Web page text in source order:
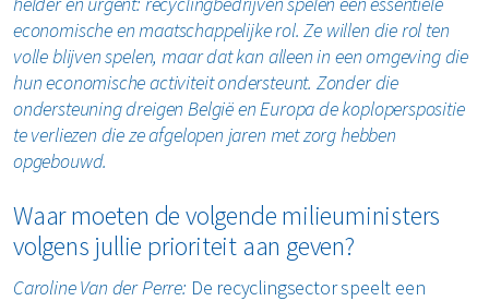
economische en maatschappelijke rol. Ze willen die rol ten
volle blijven spelen, maar dat kan alleen in een omgeving die
hun economische activiteit ondersteunt. Zonder die
ondersteuning dreigen België en Europa de koploperspositie
te verliezen die ze afgelopen jaren met zorg hebben
opgebouwd.
Waar moeten de volgende milieuministers
volgens jullie prioriteit aan geven?
Caroline Van der Perre: De recyclingsector speelt een